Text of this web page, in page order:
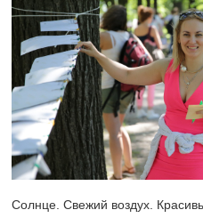
Солнце. Свежий воздух.